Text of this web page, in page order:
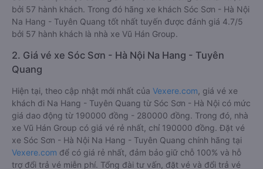
bởi 57 hành khách. Trong đó hãng xe khách Sóc Sơn - Hà Nội
Na Hang - Tuyên Quang tốt nhất tuyến được đánh giá 4.7/5
bởi 57 hành khách là nhà xe Vũ Hán Group.
2. Giá vé xe Sóc Sơn - Hà Nội Na Hang - Tuyên
Quang
Hiện tại, theo cập nhật mới nhất của Vexere.com , giá vé xe
khách đi Na Hang - Tuyên Quang từ Sóc Sơn - Hà Nội có mức
giá dao động từ 190000 đồng - 280000 đồng. Trong đó, nhà
xe Vũ Hán Group có giá vé rẻ nhất, chỉ 190000 đồng. Đặt vé
xe Sóc Sơn - Hà Nội Na Hang - Tuyên Quang chính hãng tại
Vexere.com để có giá rẻ nhất, đảm bảo giữ chỗ 100% và hỗ
trợ đổi trả vé miễn phí. Tổng đài tư vấn, đặt vé và đổi trả vé